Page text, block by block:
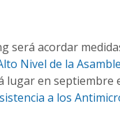
será acordar
Nivel de la
lugar en septiembre
a los